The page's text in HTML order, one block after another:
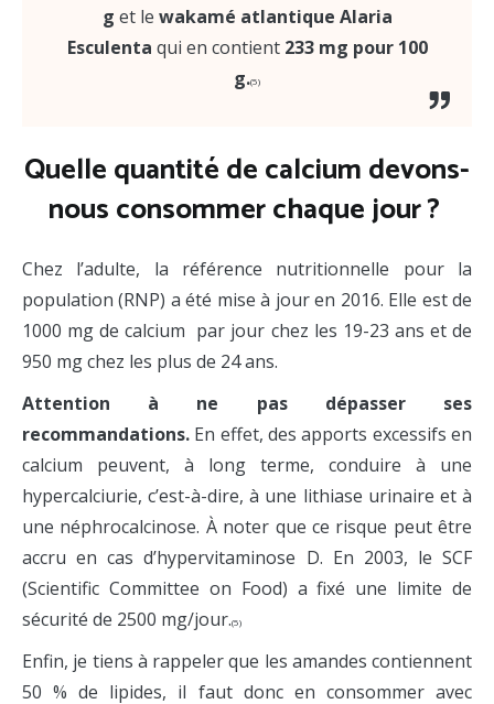
g et le wakamé atlantique Alaria
Esculenta qui en contient 233 mg pour 100
g.(5)
Quelle quantité de calcium devons-
nous consommer chaque jour ?
Chez l’adulte, la référence nutritionnelle pour la
population (RNP) a été mise à jour en 2016. Elle est de
1000 mg de calcium par jour chez les 19-23 ans et de
950 mg chez les plus de 24 ans.
Attention à ne pas dépasser ses
recommandations. En effet, des apports excessifs en
calcium peuvent, à long terme, conduire à une
hypercalciurie, c’est-à-dire, à une lithiase urinaire et à
une néphrocalcinose. À noter que ce risque peut être
accru en cas d’hypervitaminose D. En 2003, le SCF
(Scientific Committee on Food) a fixé une limite de
sécurité de 2500 mg/jour.(5)
Enfin, je tiens à rappeler que les amandes contiennent
50 % de lipides, il faut donc en consommer avec